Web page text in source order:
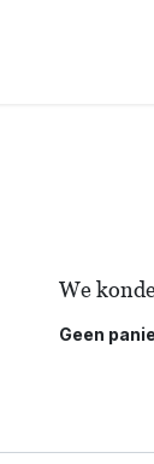
We
Geen